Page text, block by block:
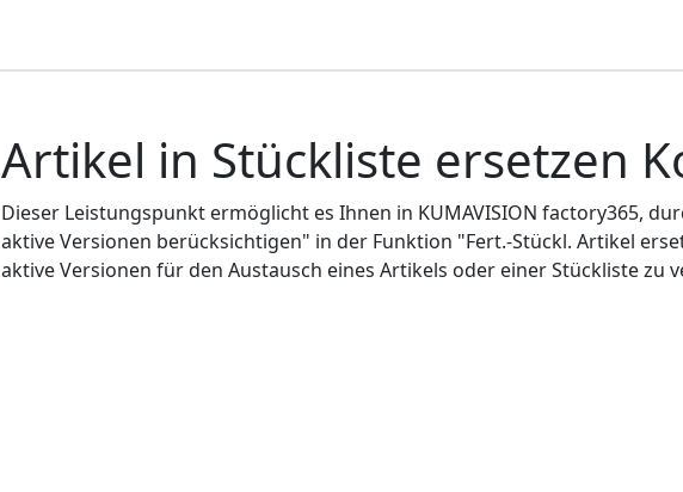
Artikel in Stückliste ersetzen
Dieser Leistungspunkt ermöglicht es Ihnen in KUMAVISION factory365,
aktive Versionen berücksichtigen" in der Funktion "Fert.-Stückl. Artikel
aktive Versionen für den Austausch eines Artikels oder einer Stückliste zu